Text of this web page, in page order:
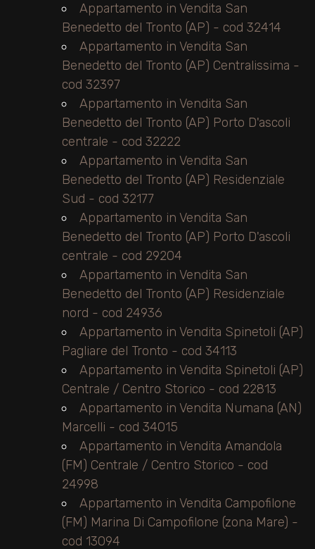
Appartamento in Vendita San
Benedetto del Tronto (AP) - cod 32414
Appartamento in Vendita San
Benedetto del Tronto (AP) Centralissima -
cod 32397
Appartamento in Vendita San
Benedetto del Tronto (AP) Porto D'ascoli
centrale - cod 32222
Appartamento in Vendita San
Benedetto del Tronto (AP) Residenziale
Sud - cod 32177
Appartamento in Vendita San
Benedetto del Tronto (AP) Porto D'ascoli
centrale - cod 29204
Appartamento in Vendita San
Benedetto del Tronto (AP) Residenziale
nord - cod 24936
Appartamento in Vendita Spinetoli (AP)
Pagliare del Tronto - cod 34113
Appartamento in Vendita Spinetoli (AP)
Centrale / Centro Storico - cod 22813
Appartamento in Vendita Numana (AN)
Marcelli - cod 34015
Appartamento in Vendita Amandola
(FM) Centrale / Centro Storico - cod
24998
Appartamento in Vendita Campofilone
(FM) Marina Di Campofilone (zona Mare) -
cod 13094